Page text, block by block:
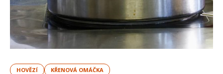
HOVĚZÍ KŘENOVÁ OMÁČKA